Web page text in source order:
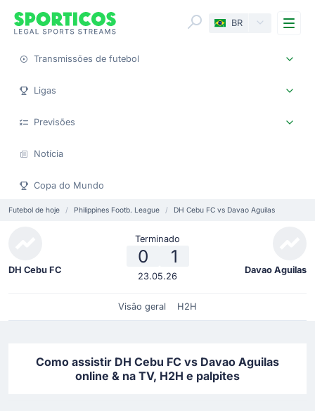
BR
Transmissões de futebol
Ligas
Previsões
Notícia
Copa do Mundo
Futebol de hoje Philippines Footb. League DH Cebu FC vs Davao Aguilas
DH Cebu FC
Terminado
0 1
23.05.26
Davao Aguilas
Visão geral H2H
Como assistir DH Cebu FC vs Davao Aguilas
online & na TV, H2H e palpites